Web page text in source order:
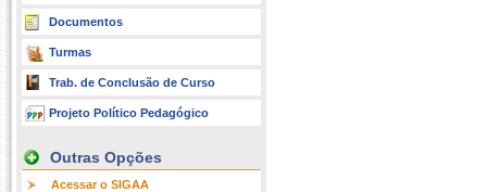
Documentos
Turmas
Trab. de Conclusão de Curso
Projeto Político Pedagógico
Outras Opções
Acessar o SIGAA